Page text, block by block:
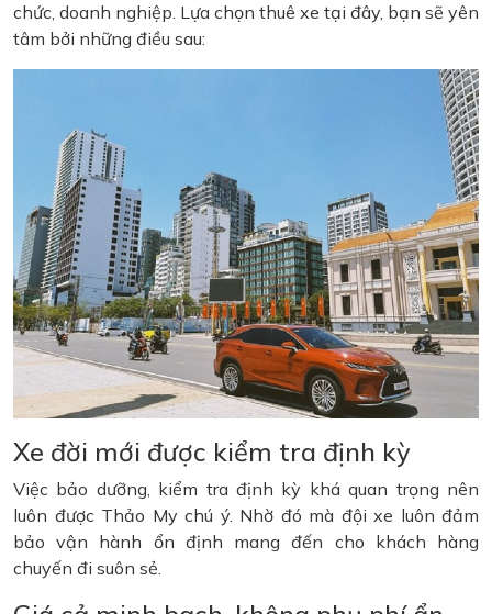
chức, doanh nghiệp. Lựa chọn thuê xe tại đây, bạn sẽ yên
tâm bởi những điều sau:
Xe đời mới được kiểm tra định kỳ
Việc bảo dưỡng, kiểm tra định kỳ khá quan trọng nên
luôn được Thảo My chú ý. Nhờ đó mà đội xe luôn đảm
bảo vận hành ổn định mang đến cho khách hàng
chuyến đi suôn sẻ.